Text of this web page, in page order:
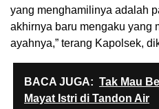
yang menghamilinya adalah
akhirnya baru mengaku yang
ayahnya,” terang Kapolsek,
BACA JUGA: Tak Mau
Mayat Istri di Tandon Air